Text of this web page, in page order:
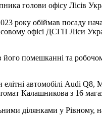
голови офісу Лісів
року обіймав посаду
офісі ДСГП Ліси
помешканні та
автомобілі Audi
Калашникова з 16
ділянками у Рівному,